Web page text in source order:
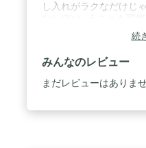
し入れがラクなだけじ
なシェルター型】 出入
たり、両サイドを巻き
能。環境に合わせてレ
✅【取り付けカンタン
付属しているので取り
続
みんなのレビュー
まだレビューはありま